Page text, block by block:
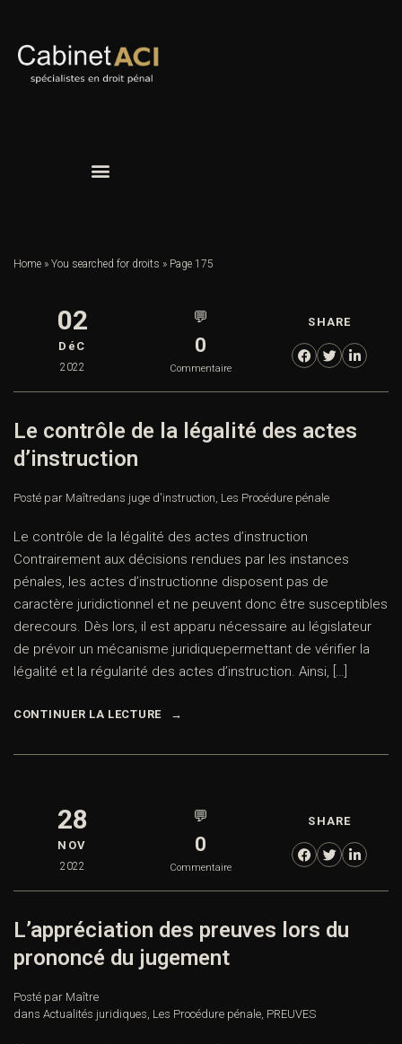
Home » You searched for droits » Page 175
02
DéC
2022
💬
0
Commentaire
SHARE
Le contrôle de la légalité des actes
d’instruction
Posté par Maîtredans juge d'instruction, Les Procédure pénale
Le contrôle de la légalité des actes d’instruction
Contrairement aux décisions rendues par les instances
pénales, les actes d’instructionne disposent pas de
caractère juridictionnel et ne peuvent donc être susceptibles
derecours. Dès lors, il est apparu nécessaire au législateur
de prévoir un mécanisme juridiquepermettant de vérifier la
légalité et la régularité des actes d’instruction. Ainsi, […]
CONTINUER LA LECTURE
28
NOV
2022
💬
0
Commentaire
SHARE
L’appréciation des preuves lors du
prononcé du jugement
Posté par Maître
dans Actualités juridiques, Les Procédure pénale, PREUVES